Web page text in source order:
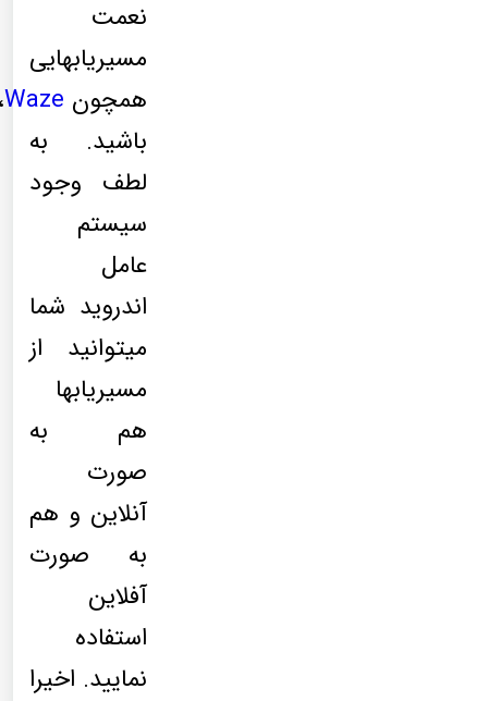
نعمت
مسیریابهایی
همچون Waze
باشید. به
لطف وجود
سیستم
عامل
اندروید شما
میتوانید از
مسیریابها
هم به
صورت
آنلاین و هم
به صورت
آفلاین
استفاده
نمایید. اخیرا